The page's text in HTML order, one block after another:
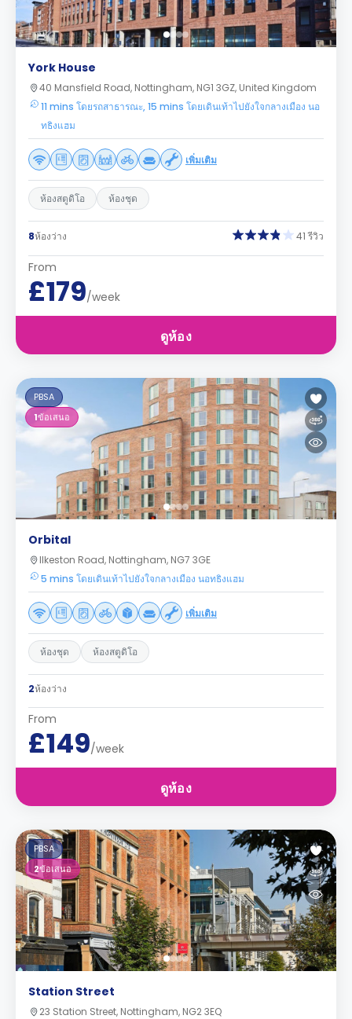
York House
40 Mansfield Road, Nottingham, NG1 3GZ, United Kingdom
11 mins โดยรถสาธารณะ, 15 mins โดยเดินเท้าไปยังใจกลางเมือง นอ
ทธิงแฮม
เพิ่มเติม
ห้องสตูดิโอ ห้องชุด
8ห้องว่าง 41 รีวิว
From
£179/week
ดูห้อง
PBSA
1ข้อเสนอ
Orbital
Ilkeston Road, Nottingham, NG7 3GE
5 mins โดยเดินเท้าไปยังใจกลางเมือง นอทธิงแฮม
เพิ่มเติม
ห้องชุด ห้องสตูดิโอ
2ห้องว่าง
From
£149/week
ดูห้อง
PBSA
2ข้อเสนอ
Station Street
23 Station Street, Nottingham, NG2 3EQ